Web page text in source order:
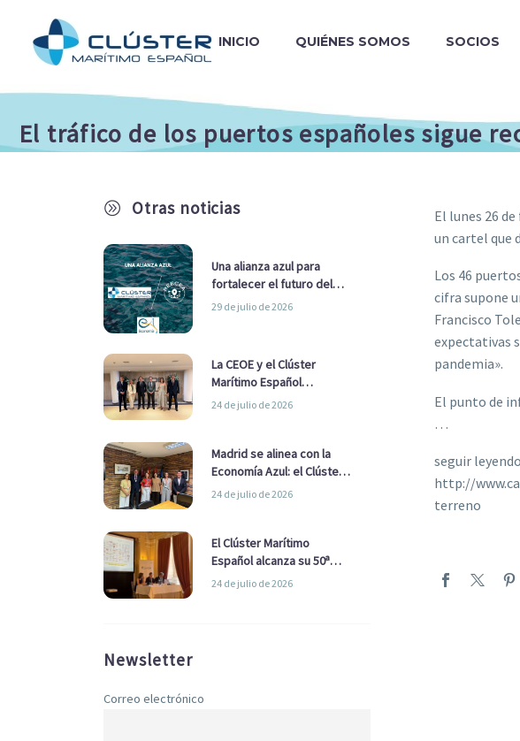
INICIO QUIÉNES SOMOS SOCIOS
El tráfico de los puertos españoles sigue
A Otras noticias
Una alianza azul para
fortalecer el futuro del
sector marítimo
29 de julio de 2026
La CEOE y el Clúster
Marítimo Español
refuerzan su alianza para
24 de julio de 2026
Madrid se alinea con la
Economía Azul: el Clúster
Marítimo Español y la Real
Ayuntamiento
24 de julio de 2026
El Clúster Marítimo
Español alcanza su 50ª
Asamblea reafirmando su
24 de julio de 2026
Newsletter
Correo electrónico
El lunes 26
un cartel que
Los 46
cifra supone
Francisco
expectativas
pandemia».
El punto de
…
seguir
http://
terreno